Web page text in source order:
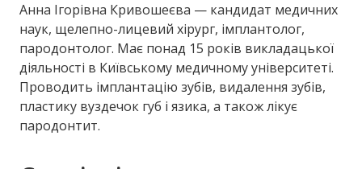
Анна Ігорівна Кривошеєва — кандидат медичних
наук, щелепно-лицевий хірург, імплантолог,
пародонтолог. Має понад 15 років викладацької
діяльності в Київському медичному університеті.
Проводить імплантацію зубів, видалення зубів,
пластику вуздечок губ і язика, а також лікує
пародонтит.